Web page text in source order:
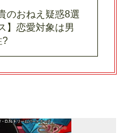
のおねえ疑惑8選
】恋愛対象は男
?